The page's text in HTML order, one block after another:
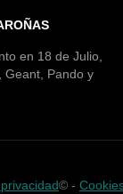
en 18 de Julio,
Geant, Pando y
© -